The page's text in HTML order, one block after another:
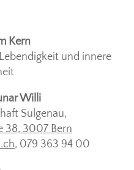
Kern
und innere
Willi
Sulgenau,
38, 3007 Bern
, 079 363 94 00